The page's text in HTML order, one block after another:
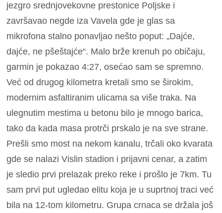
jezgro srednjovekovne prestonice Poljske i
završavao negde iza Vavela gde je glas sa
mikrofona stalno ponavljao nešto poput: „Dajće,
dajće, ne pšeštajće“. Malo brže krenuh po običaju,
garmin je pokazao 4:27, osećao sam se spremno.
Već od drugog kilometra kretali smo se širokim,
modernim asfaltiranim ulicama sa više traka. Na
ulegnutim mestima u betonu bilo je mnogo barica,
tako da kada masa protrči prskalo je na sve strane.
Prešli smo most na nekom kanalu, trčali oko kvarata
gde se nalazi Vislin stadion i prijavni cenar, a zatim
je sledio prvi prelazak preko reke i prošlo je 7km. Tu
sam prvi put ugledao elitu koja je u suprtnoj traci već
bila na 12-tom kilometru. Grupa crnaca se držala još